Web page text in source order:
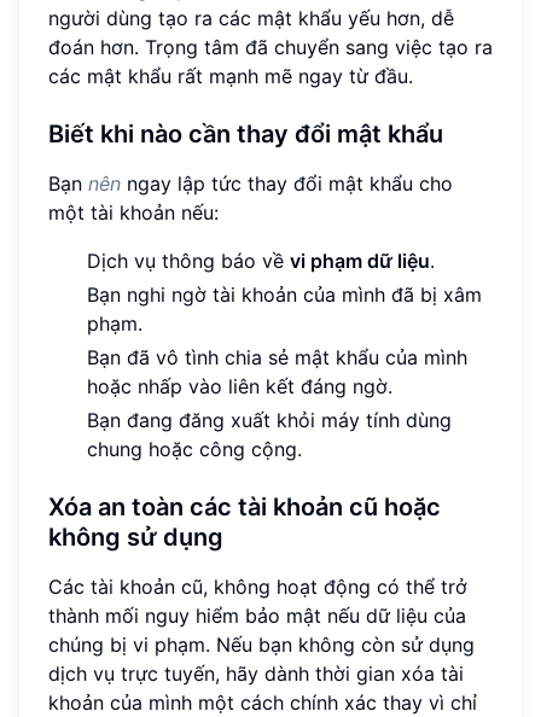
người dùng tạo ra các mật khẩu yếu hơn, dễ
đoán hơn. Trọng tâm đã chuyển sang việc tạo ra
các mật khẩu rất mạnh mẽ ngay từ đầu.
Biết khi nào cần thay đổi mật khẩu
Bạn nên ngay lập tức thay đổi mật khẩu cho
một tài khoản nếu:
Dịch vụ thông báo về vi phạm dữ liệu.
Bạn nghi ngờ tài khoản của mình đã bị xâm
phạm.
Bạn đã vô tình chia sẻ mật khẩu của mình
hoặc nhấp vào liên kết đáng ngờ.
Bạn đang đăng xuất khỏi máy tính dùng
chung hoặc công cộng.
Xóa an toàn các tài khoản cũ hoặc
không sử dụng
Các tài khoản cũ, không hoạt động có thể trở
thành mối nguy hiểm bảo mật nếu dữ liệu của
chúng bị vi phạm. Nếu bạn không còn sử dụng
dịch vụ trực tuyến, hãy dành thời gian xóa tài
khoản của mình một cách chính xác thay vì chỉ